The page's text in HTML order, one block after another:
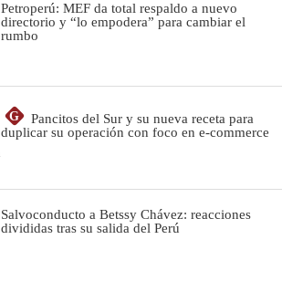
Petroperú: MEF da total respaldo a nuevo
directorio y “lo empodera” para cambiar el
rumbo
G
Pancitos del Sur y su nueva receta para
duplicar su operación con foco en e-commerce
Salvoconducto a Betssy Chávez: reacciones
divididas tras su salida del Perú